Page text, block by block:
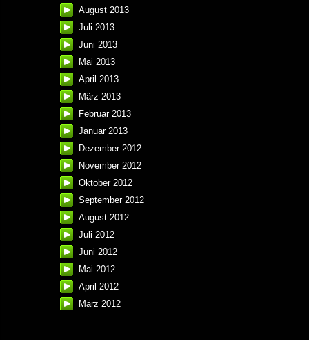
August 2013
Juli 2013
Juni 2013
Mai 2013
April 2013
März 2013
Februar 2013
Januar 2013
Dezember 2012
November 2012
Oktober 2012
September 2012
August 2012
Juli 2012
Juni 2012
Mai 2012
April 2012
März 2012